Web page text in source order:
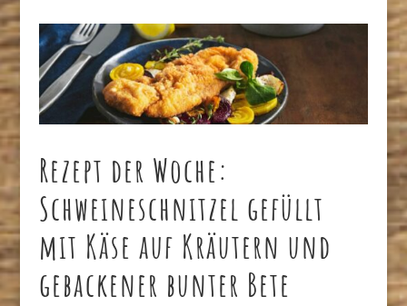
Rezept der Woche:
Schweineschnitzel gefüllt
mit Käse auf Kräutern und
gebackener bunter Bete